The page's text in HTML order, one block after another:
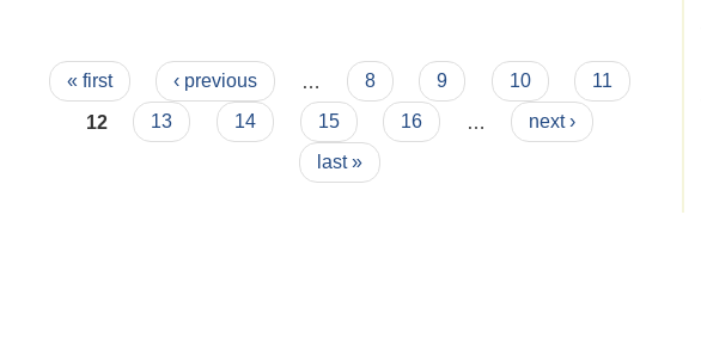
Pages
« first ‹ previous 8 9 10
11
12
13 14 15 16
next ›
last »